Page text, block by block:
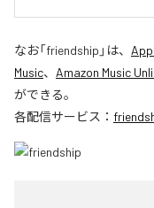
なお「friendship 」は、
Music、 Amazon Music
ができる。
各配信サービス：